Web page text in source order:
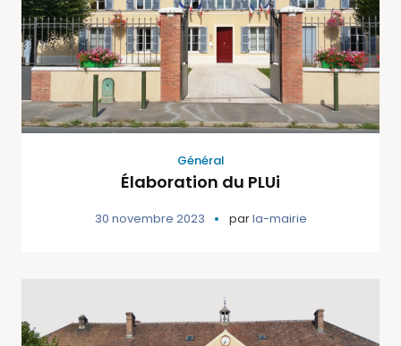
Général
Élaboration du PLUi
30 novembre 2023 parla-mairie